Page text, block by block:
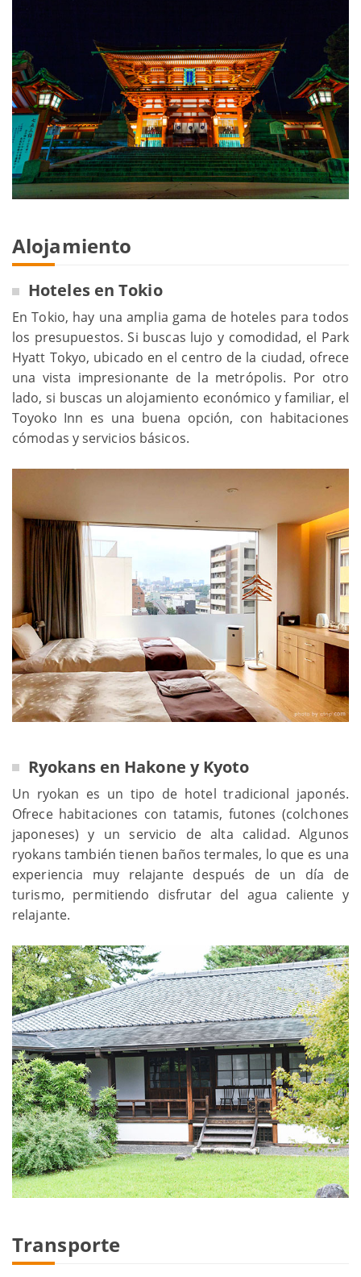
Alojamiento
Hoteles en Tokio
En Tokio, hay una amplia gama de hoteles para todos
los presupuestos. Si buscas lujo y comodidad, el Park
Hyatt Tokyo, ubicado en el centro de la ciudad, ofrece
una vista impresionante de la metrópolis. Por otro
lado, si buscas un alojamiento económico y familiar, el
Toyoko Inn es una buena opción, con habitaciones
cómodas y servicios básicos.
Ryokans en Hakone y Kyoto
Un ryokan es un tipo de hotel tradicional japonés.
Ofrece habitaciones con tatamis, futones (colchones
japoneses) y un servicio de alta calidad. Algunos
ryokans también tienen baños termales, lo que es una
experiencia muy relajante después de un día de
turismo, permitiendo disfrutar del agua caliente y
relajante.
Transporte